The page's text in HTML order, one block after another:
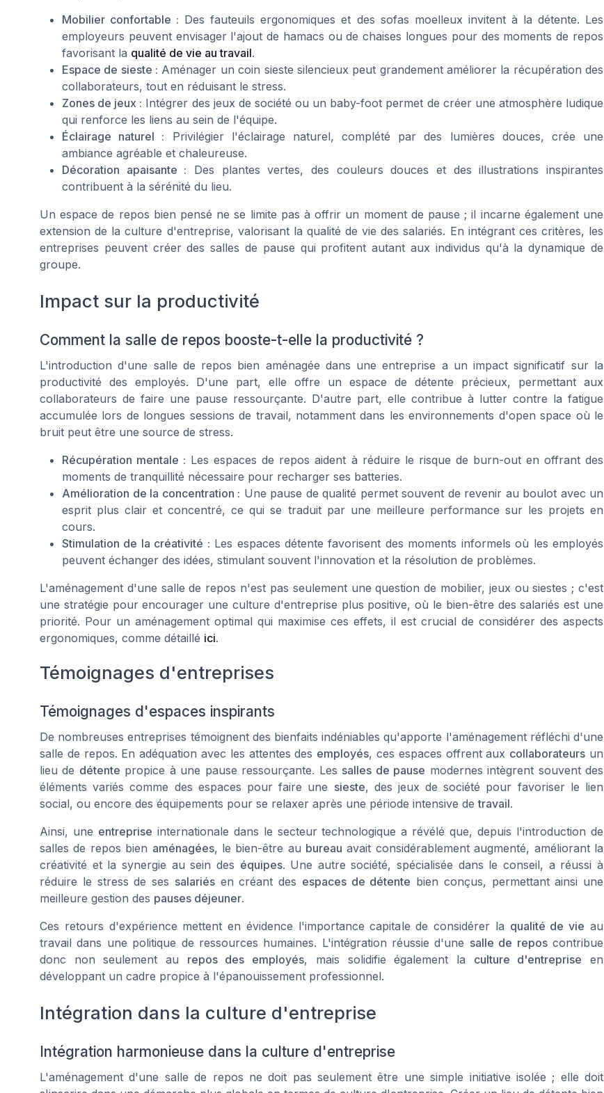
Mobilier confortable : Des fauteuils ergonomiques et des sofas moelleux invitent à la détente. Les
employeurs peuvent envisager l'ajout de hamacs ou de chaises longues pour des moments de repos
favorisant la qualité de vie au travail.
Espace de sieste : Aménager un coin sieste silencieux peut grandement améliorer la récupération des
collaborateurs, tout en réduisant le stress.
Zones de jeux : Intégrer des jeux de société ou un baby-foot permet de créer une atmosphère ludique
qui renforce les liens au sein de l'équipe.
Éclairage naturel : Privilégier l'éclairage naturel, complété par des lumières douces, crée une
ambiance agréable et chaleureuse.
Décoration apaisante : Des plantes vertes, des couleurs douces et des illustrations inspirantes
contribuent à la sérénité du lieu.
Un espace de repos bien pensé ne se limite pas à offrir un moment de pause ; il incarne également une
extension de la culture d'entreprise, valorisant la qualité de vie des salariés. En intégrant ces critères, les
entreprises peuvent créer des salles de pause qui profitent autant aux individus qu'à la dynamique de
groupe.
Impact sur la productivité
Comment la salle de repos booste-t-elle la productivité ?
L'introduction d'une salle de repos bien aménagée dans une entreprise a un impact significatif sur la
productivité des employés. D'une part, elle offre un espace de détente précieux, permettant aux
collaborateurs de faire une pause ressourçante. D'autre part, elle contribue à lutter contre la fatigue
accumulée lors de longues sessions de travail, notamment dans les environnements d'open space où le
bruit peut être une source de stress.
Récupération mentale : Les espaces de repos aident à réduire le risque de burn-out en offrant des
moments de tranquillité nécessaire pour recharger ses batteries.
Amélioration de la concentration : Une pause de qualité permet souvent de revenir au boulot avec un
esprit plus clair et concentré, ce qui se traduit par une meilleure performance sur les projets en
cours.
Stimulation de la créativité : Les espaces détente favorisent des moments informels où les employés
peuvent échanger des idées, stimulant souvent l'innovation et la résolution de problèmes.
L'aménagement d'une salle de repos n'est pas seulement une question de mobilier, jeux ou siestes ; c'est
une stratégie pour encourager une culture d'entreprise plus positive, où le bien-être des salariés est une
priorité. Pour un aménagement optimal qui maximise ces effets, il est crucial de considérer des aspects
ergonomiques, comme détaillé ici.
Témoignages d'entreprises
Témoignages d'espaces inspirants
De nombreuses entreprises témoignent des bienfaits indéniables qu'apporte l'aménagement réfléchi d'une
salle de repos. En adéquation avec les attentes des employés, ces espaces offrent aux collaborateurs un
lieu de détente propice à une pause ressourçante. Les salles de pause modernes intègrent souvent des
éléments variés comme des espaces pour faire une sieste, des jeux de société pour favoriser le lien
social, ou encore des équipements pour se relaxer après une période intensive detravail.
Ainsi, une entreprise internationale dans le secteur technologique a révélé que, depuis l'introduction de
salles de repos bien aménagées, le bien-être au bureau avait considérablement augmenté, améliorant la
créativité et la synergie au sein des équipes. Une autre société, spécialisée dans le conseil, a réussi à
réduire le stress de ses salariésen créant des espaces de détente bien conçus, permettant ainsi une
meilleure gestion des pauses déjeuner.
Ces retours d'expérience mettent en évidence l'importance capitale de considérer la qualité de vie au
travail dans une politique de ressources humaines. L'intégration réussie d'une salle de reposcontribue
donc non seulement au repos des employés, mais solidifie également la culture d'entreprise en
développant un cadre propice à l'épanouissement professionnel.
Intégration dans la culture d'entreprise
Intégration harmonieuse dans la culture d'entreprise
L'aménagement d'une salle de repos ne doit pas seulement être une simple initiative isolée ; elle doit